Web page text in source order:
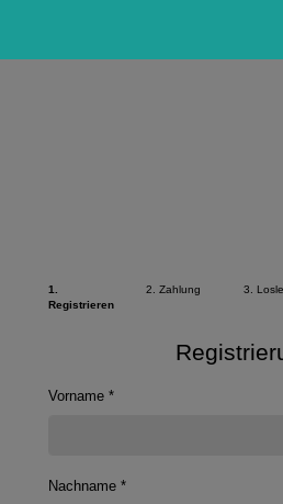
1.
Registrieren
2. Zahlung 3.
Vorname *
Nachname *